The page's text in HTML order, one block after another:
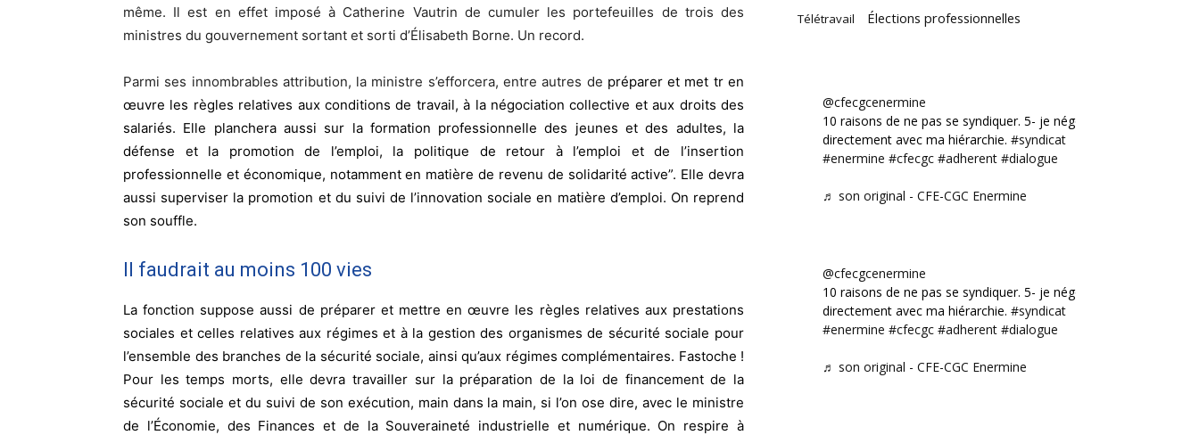
même. Il est en effet imposé à Catherine Vautrin de cumuler les portefeuilles de trois des
ministres du gouvernement sortant et sorti d’Élisabeth Borne. Un record.
Parmi ses innombrables attribution, la ministre s’efforcera, entre autres de préparer et met tr en
œuvre les règles relatives aux conditions de travail, à la négociation collective et aux droits des
salariés. Elle planchera aussi sur la formation professionnelle des jeunes et des adultes, la
défense et la promotion de l’emploi, la politique de retour à l’emploi et de l’insertion
professionnelle et économique, notamment en matière de revenu de solidarité active”. Elle devra
aussi superviser la promotion et du suivi de l’innovation sociale en matière d’emploi. On reprend
son souffle.
Il faudrait au moins 100 vies
La fonction suppose aussi de préparer et mettre en œuvre les règles relatives aux prestations
sociales et celles relatives aux régimes et à la gestion des organismes de sécurité sociale pour
l’ensemble des branches de la sécurité sociale, ainsi qu’aux régimes complémentaires. Fastoche !
Pour les temps morts, elle devra travailler surla préparation de la loi de financement de la
sécurité sociale et du suivi de son exécution, main dans la main, si l’on ose dire, avec le ministre
de l’Économie, des Finances et de la Souveraineté industrielle et numérique. On respire à
Télétravail Élections professionnelles
@cfecgcenermine
10 raisons de ne pas se syndiquer. 5- je négocie
directement avec ma hiérarchie. #syndicat
#enermine #cfecgc #adherent #dialogue
♬ son original - CFE-CGC Enermine
@cfecgcenermine
10 raisons de ne pas se syndiquer. 5- je négocie
directement avec ma hiérarchie. #syndicat
#enermine #cfecgc #adherent #dialogue
♬ son original - CFE-CGC Enermine